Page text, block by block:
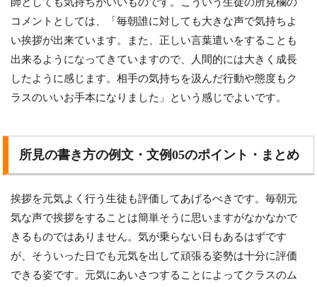
コメントとしては、「毎朝誰に対しても大きな声で気持ちよ
い挨拶が出来ています。また、正しい言葉遣いをすることも
出来るようになってきていますので、人間的には大きく成長
したように感じます。相手の気持ちを汲んだ行動や態度もク
ラスのいいお手本になりました」という感じでよいです。
所見の書き方の例文・文例05のポイント・まとめ
挨拶を元気よく行う生徒も評価してあげるべきです。毎朝元
気な声で挨拶をすることは簡単そうに思いますがなかなかで
きるものではありません。気が乗らない日もあるはずです
が、そういった日でも元気を出して頑張る姿勢は十分に評価
できる姿です。元気にあいさつすることによってクラスのム